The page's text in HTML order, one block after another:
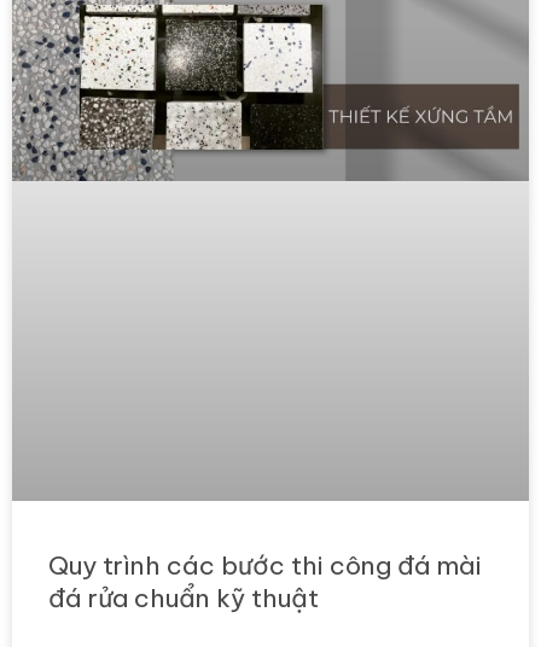
Quy trình các bước thi công đá mài
đá rửa chuẩn kỹ thuật